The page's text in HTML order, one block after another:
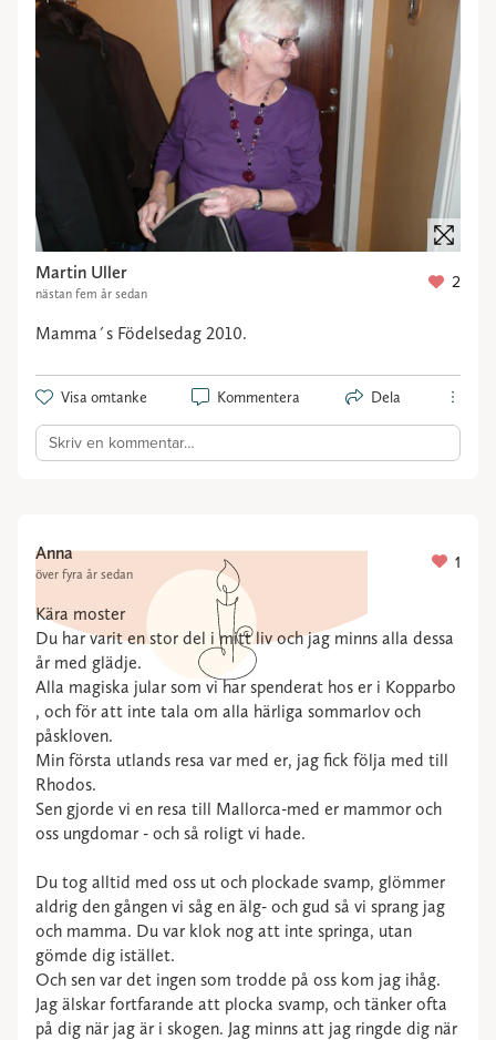
Martin Uller
nästan fem år sedan
2
Mamma´s Födelsedag 2010.
Visa omtanke Kommentera Dela
Skriv en kommentar…
Anna
över fyra år sedan
1
Kära moster
Du har varit en stor del i mitt liv och jag minns alla dessa
år med glädje.
Alla magiska jular som vi har spenderat hos er i Kopparbo
, och för att inte tala om alla härliga sommarlov och
påskloven.
Min första utlands resa var med er, jag fick följa med till
Rhodos.
Sen gjorde vi en resa till Mallorca-med er mammor och
oss ungdomar - och så roligt vi hade.
Du tog alltid med oss ut och plockade svamp, glömmer
aldrig den gången vi såg en älg- och gud så vi sprang jag
och mamma. Du var klok nog att inte springa, utan
gömde dig istället.
Och sen var det ingen som trodde på oss kom jag ihåg.
Jag älskar fortfarande att plocka svamp, och tänker ofta
på dig när jag är i skogen. Jag minns att jag ringde dig när